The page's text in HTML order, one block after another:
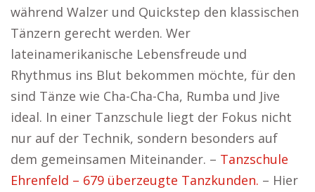
während Walzer und Quickstep den klassischen
Tänzern gerecht werden. Wer
lateinamerikanische Lebensfreude und
Rhythmus ins Blut bekommen möchte, für den
sind Tänze wie Cha-Cha-Cha, Rumba und Jive
ideal. In einer Tanzschule liegt der Fokus nicht
nur auf der Technik, sondern besonders auf
dem gemeinsamen Miteinander. – Tanzschule
Ehrenfeld – 679 überzeugte Tanzkunden. – Hier